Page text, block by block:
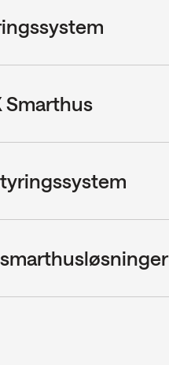
Smarthus